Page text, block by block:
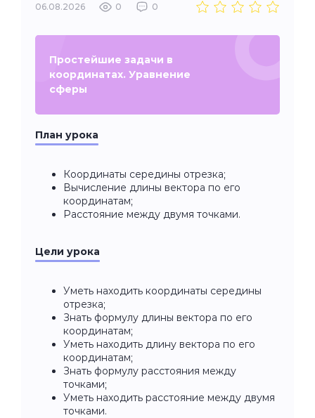
06.08.2026 0 0
Простейшие задачи в
координатах. Уравнение
сферы
План урока
Координаты середины отрезка;
Вычисление длины вектора по его
координатам;
Расстояние между двумя точками.
Цели урока
Уметь находить координаты середины
отрезка;
Знать формулу длины вектора по его
координатам;
Уметь находить длину вектора по его
координатам;
Знать формулу расстояния между
точками;
Уметь находить расстояние между двумя
точками.